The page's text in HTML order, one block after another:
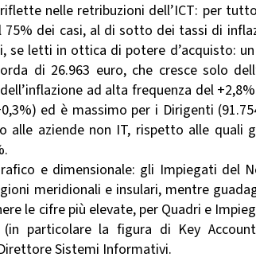
nelle retribuzioni dell’ICT: per
dei casi, al di sotto dei tassi di
se letti in ottica di potere d’acquisto:
di 26.963 euro, che cresce solo
ad alta frequenza del
ed è massimo per i Dirigenti
alle aziende non IT, rispetto alle quali
e dimensionale: gli Impiegati del
meridionali e insulari, mentre
le cifre più elevate, per Quadri e
(in particolare la figura di Key
Sistemi Informativi.